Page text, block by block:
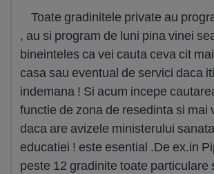
Toate gradinitele private au
, au si program de luni pina vinei
bineinteles ca vei cauta ceva cit
casa sau eventual de servici daca
indemana ! Si acum incepe
functie de zona de resedinta si mai
daca are avizele ministerului
educatiei ! este esential .De ex.in
peste 12 gradinite toate particulare